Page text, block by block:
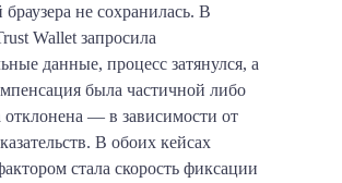
не сохранилась. В
Wallet запросила
данные, процесс затянулся, а
была частичной либо
отклонена — в зависимости от
В обоих кейсах
стала скорость фиксации